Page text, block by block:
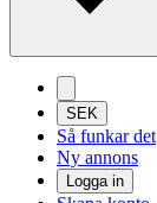
SEK
Så funkar det
Ny annons
Logga in